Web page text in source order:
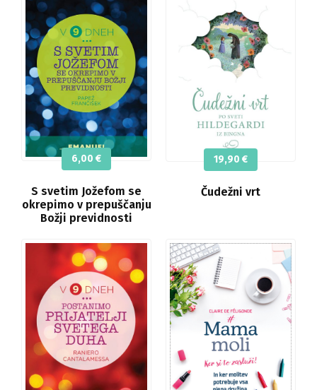
S svetim Jožefom se
okrepimo v prepuščanju
Božji previdnosti
6,00 €
Čudežni vrt
19,90 €